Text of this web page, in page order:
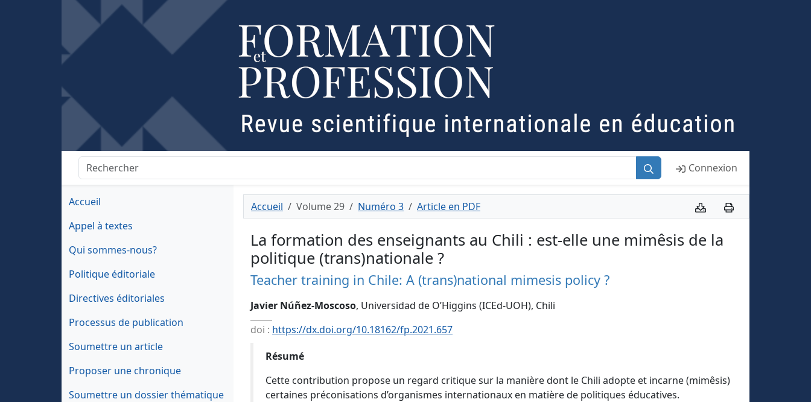
Connexion
Accueil
Appel à textes
Qui sommes-nous?
Politique éditoriale
Directives éditoriales
Processus de publication
Soumettre un article
Proposer une chronique
Soumettre un dossier thématique
Accueil Volume 29 Numéro 3 Article en PDF
La formation des enseignants au Chili : est-elle une mimêsis de la
politique (trans)nationale ?
Teacher training in Chile: A (trans)national mimesis policy ?
Javier Núñez-Moscoso, Universidad de O’Higgins (ICEd-UOH), Chili
doi : https://dx.doi.org/10.18162/fp.2021.657
Résumé
Cette contribution propose un regard critique sur la manière dont le Chili adopte et incarne (mimêsis)
certaines préconisations d’organismes internationaux en matière de politiques éducatives.